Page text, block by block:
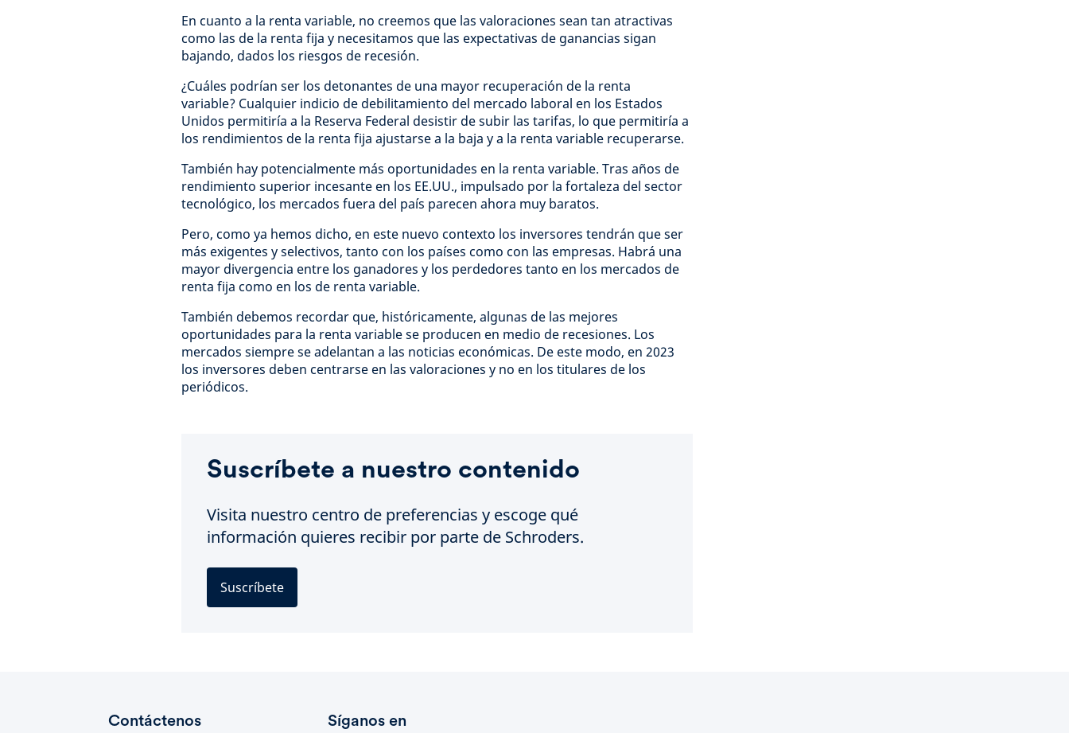
En cuanto a la renta variable, no creemos que las valoraciones sean tan atractivas
como las de la renta fija y necesitamos que las expectativas de ganancias sigan
bajando, dados los riesgos de recesión.
¿Cuáles podrían ser los detonantes de una mayor recuperación de la renta
variable? Cualquier indicio de debilitamiento del mercado laboral en los Estados
Unidos permitiría a la Reserva Federal desistir de subir las tarifas, lo que permitiría a
los rendimientos de la renta fija ajustarse a la baja y a la renta variable recuperarse.
También hay potencialmente más oportunidades en la renta variable. Tras años de
rendimiento superior incesante en los EE.UU., impulsado por la fortaleza del sector
tecnológico, los mercados fuera del país parecen ahora muy baratos.
Pero, como ya hemos dicho, en este nuevo contexto los inversores tendrán que ser
más exigentes y selectivos, tanto con los países como con las empresas. Habrá una
mayor divergencia entre los ganadores y los perdedores tanto en los mercados de
renta fija como en los de renta variable.
También debemos recordar que, históricamente, algunas de las mejores
oportunidades para la renta variable se producen en medio de recesiones. Los
mercados siempre se adelantan a las noticias económicas. De este modo, en 2023
los inversores deben centrarse en las valoraciones y no en los titulares de los
periódicos.
Suscríbete a nuestro contenido
Visita nuestro centro de preferencias y escoge qué
información quieres recibir por parte de Schroders.
Suscríbete
Contáctenos Síganos en